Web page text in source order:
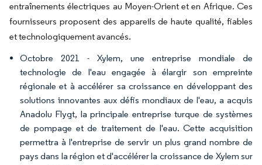
entraînements électriques au Moyen-Orient et en Afrique. Ces
fournisseurs proposent des appareils de haute qualité, fiables
et technologiquement avancés.
Octobre 2021 - Xylem, une entreprise mondiale de
technologie de l'eau engagée à élargir son empreinte
régionale et à accélérer sa croissance en développant des
solutions innovantes aux défis mondiaux de l'eau, a acquis
Anadolu Flygt, la principale entreprise turque de systèmes
de pompage et de traitement de l'eau. Cette acquisition
permettra à l'entreprise de servir un plus grand nombre de
pays dans la région et d'accélérer la croissance de Xylem sur